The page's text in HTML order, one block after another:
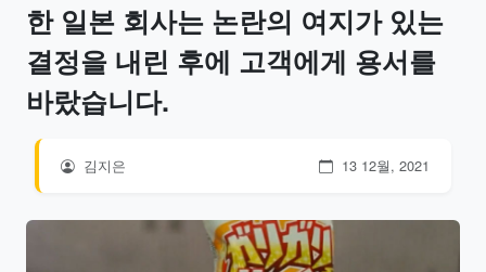
한 일본 회사는 논란의 여지가 있는
결정을 내린 후에 고객에게 용서를
바랐습니다.
김지은 13 12월, 2021